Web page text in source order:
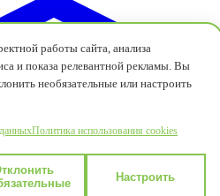
работы сайта, анализа
и показа релевантной рекламы. Вы
необязательные или настроить
Политика использования cookies
Настроить